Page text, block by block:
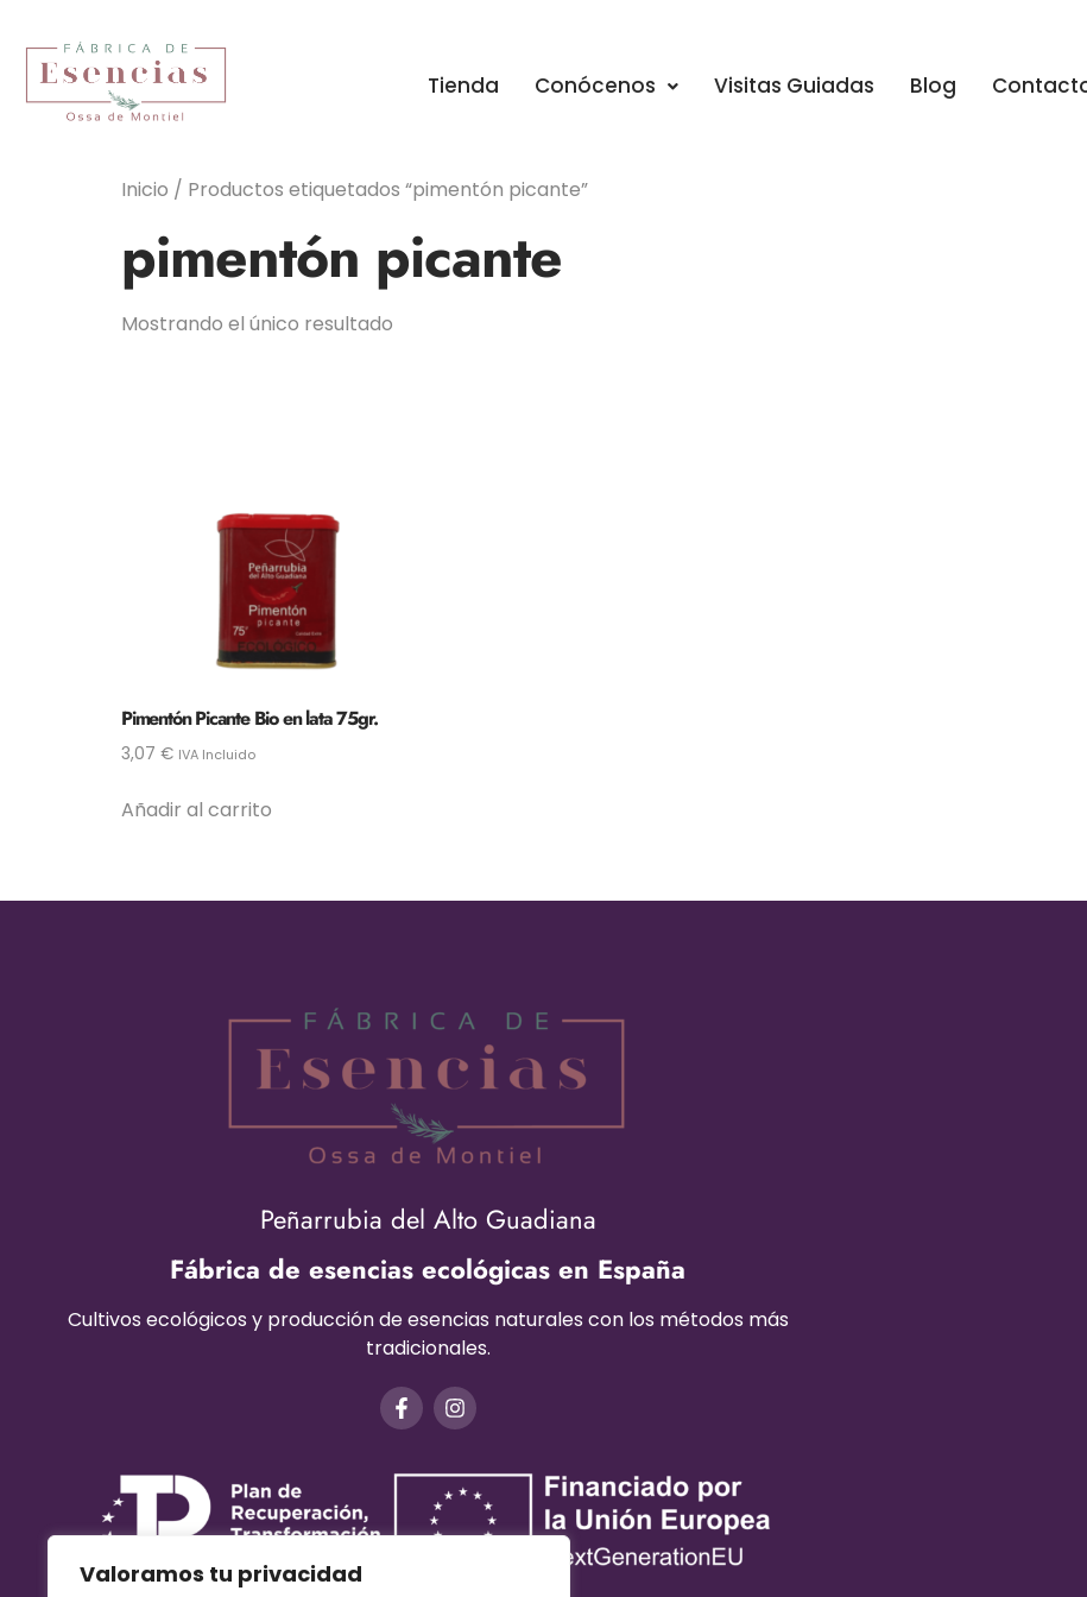
Valoramos tu privacidad
Tienda Conócenos Visitas Guiadas Blog
Inicio / Productos etiquetados “pimentón picante”
pimentón picante
Mostrando el único resultado
Pimentón Picante Bio en lata 75gr.
3,07 € IVA Incluido
Añadir al carrito
Peñarrubia del Alto Guadiana
Fábrica de esencias ecológicas en España
Cultivos ecológicos y producción de esencias naturales con los métodos más
tradicionales.